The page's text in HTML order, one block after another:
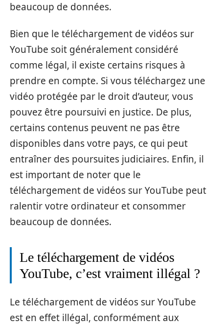
beaucoup de données.
Bien que le téléchargement de vidéos sur
YouTube soit généralement considéré
comme légal, il existe certains risques à
prendre en compte. Si vous téléchargez une
vidéo protégée par le droit d’auteur, vous
pouvez être poursuivi en justice. De plus,
certains contenus peuvent ne pas être
disponibles dans votre pays, ce qui peut
entraîner des poursuites judiciaires. Enfin, il
est important de noter que le
téléchargement de vidéos sur YouTube peut
ralentir votre ordinateur et consommer
beaucoup de données.
Le téléchargement de vidéos
YouTube, c’est vraiment illégal ?
Le téléchargement de vidéos sur YouTube
est en effet illégal, conformément aux